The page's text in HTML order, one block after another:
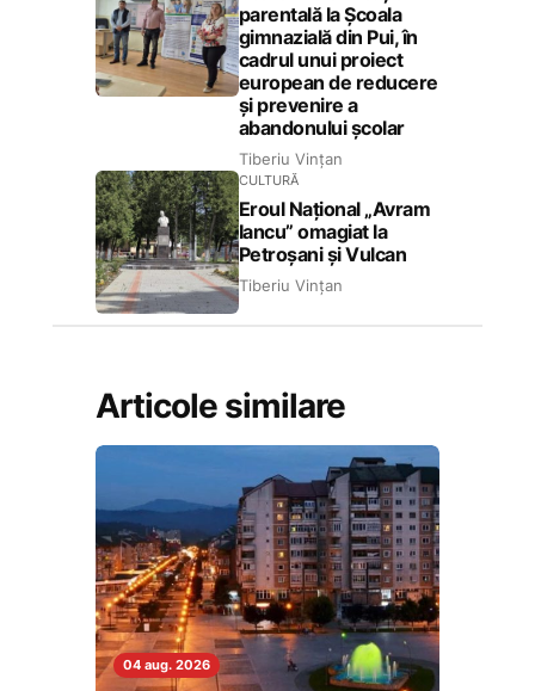
parentală la Școala
gimnazială din Pui, în
cadrul unui proiect
european de reducere
și prevenire a
abandonului școlar
Tiberiu Vințan
CULTURĂ
Eroul Național „Avram
Iancu” omagiat la
Petroșani și Vulcan
Tiberiu Vințan
Articole similare
04 aug. 2026